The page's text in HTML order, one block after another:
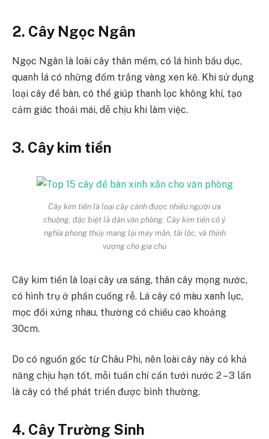
2. Cây Ngọc Ngân
Ngọc Ngân là loài cây thân mềm, có lá hình bầu dục,
quanh lá có những đốm trắng vàng xen kẽ. Khi sử dụng
loại cây để bàn, có thể giúp thanh lọc không khí, tạo
cảm giác thoải mái, dễ chịu khi làm việc.
3. Cây kim tiền
Cây kim tiền là loại cây cảnh được nhiều người ưa
chuộng, đặc biệt là dân văn phòng. Cây kim tiền có ý
nghĩa phong thủy mang lại may mắn, tài lộc, và thịnh
vượng cho gia chủ
Cây kim tiền là loại cây ưa sáng, thân cây mọng nước,
có hình trụ ở phần cuống rễ. Lá cây có màu xanh lục,
mọc đối xứng nhau, thường có chiều cao khoảng
30cm.
Do có nguồn gốc từ Châu Phi, nên loài cây này có khả
năng chịu hạn tốt, mỗi tuần chỉ cần tưới nước 2 – 3 lần
là cây có thể phát triển được bình thường.
4. Cây Trường Sinh